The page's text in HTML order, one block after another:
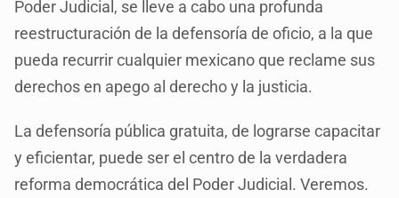
Poder Judicial, se lleve a cabo una profunda
reestructuración de la defensoría de oficio, a la que
pueda recurrir cualquier mexicano que reclame sus
derechos en apego al derecho y la justicia.
La defensoría pública gratuita, de lograrse capacitar
y eficientar, puede ser el centro de la verdadera
reforma democrática del Poder Judicial. Veremos.